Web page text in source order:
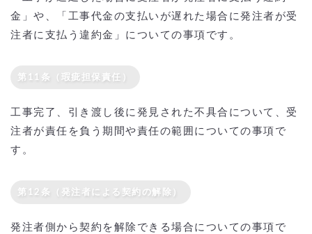
金」や、「工事代金の支払いが遅れた場合に発注者が受
注者に支払う違約金」についての事項です。
第11条（瑕疵担保責任）
工事完了、引き渡し後に発見された不具合について、受
注者が責任を負う期間や責任の範囲についての事項で
す。
第12条（発注者による契約の解除）
発注者側から契約を解除できる場合についての事項で